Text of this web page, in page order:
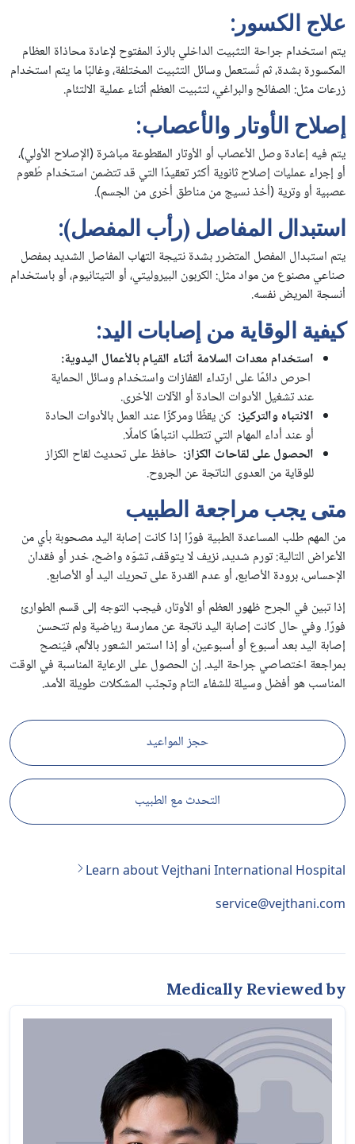
علاج الكسور:
يتم استخدام جراحة التثبيت الداخلي بالردّ المفتوح لإعادة محاذاة العظام
المكسورة بشدة، ثم تُستعمل وسائل التثبيت المختلفة، وغالبًا ما يتم استخدام
زرعات مثل: الصفائح والبراغي، لتثبيت العظم أثناء عملية الالتئام.
إصلاح الأوتار والأعصاب:
يتم فيه إعادة وصل الأعصاب أو الأوتار المقطوعة مباشرة (الإصلاح الأولي)،
أو إجراء عمليات إصلاح ثانوية أكثر تعقيدًا التي قد تتضمن استخدام طُعوم
عصبية أو وترية (أخذ نسيج من مناطق أخرى من الجسم).
استبدال المفاصل (رأب المفصل):
يتم استبدال المفصل المتضرر بشدة نتيجة التهاب المفاصل الشديد بمفصل
صناعي مصنوع من مواد مثل: الكربون البيروليتي، أو التيتانيوم، أو باستخدام
أنسجة المريض نفسه.
كيفية الوقاية من إصابات اليد:
استخدام معدات السلامة أثناء القيام بالأعمال اليدوية:
احرص دائمًا على ارتداء القفازات واستخدام وسائل الحماية
عند تشغيل الأدوات الحادة أو الآلات الأخرى.
الانتباه والتركيز: كن يقظًا ومركّزًا عند العمل بالأدوات الحادة
أو عند أداء المهام التي تتطلب انتباهًا كاملًا.
الحصول على لقاحات الكزاز: حافظ على تحديث لقاح الكزاز
للوقاية من العدوى الناتجة عن الجروح.
متى يجب مراجعة الطبيب
من المهم طلب المساعدة الطبية فورًا إذا كانت إصابة اليد مصحوبة بأي من
الأعراض التالية: تورم شديد، نزيف لا يتوقف، تشوّه واضح، خدر أو فقدان
الإحساس، برودة الأصابع، أو عدم القدرة على تحريك اليد أو الأصابع.
إذا تبين في الجرح ظهور العظم أو الأوتار، فيجب التوجه إلى قسم الطوارئ
فورًا. وفي حال كانت إصابة اليد ناتجة عن ممارسة رياضية ولم تتحسن
إصابة اليد بعد أسبوع أو أسبوعين، أو إذا استمر الشعور بالألم، فيُنصح
بمراجعة اختصاصي جراحة اليد. إن الحصول على الرعاية المناسبة في الوقت
المناسب هو أفضل وسيلة للشفاء التام وتجنّب المشكلات طويلة الأمد.
حجز المواعيد
التحدث مع الطبيب
Learn about Vejthani International Hospital
service@vejthani.com
Medically Reviewed by